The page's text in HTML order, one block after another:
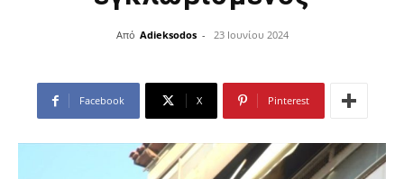
Από Adieksodos - 23 Ιουνίου 2024
Facebook X Pinterest